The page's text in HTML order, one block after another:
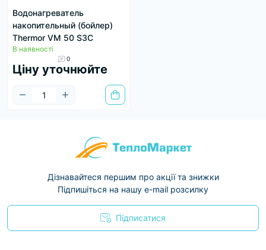
Водонагреватель
накопительный (бойлер)
Thermor VM 50 S3C
В наявності
0
Ціну уточнюйте
Дізнавайтеся першим про акції та знижки
Підпишіться на нашу e-mail розсилку
Підписатися